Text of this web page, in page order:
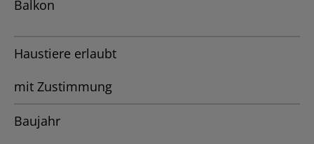
Balkon
Haustiere erlaubt
mit Zustimmung
Baujahr